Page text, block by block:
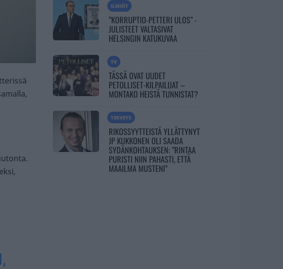
ILMIÖT
”KORRUPTIO-PETTERI ULOS” -
JULISTEET VALTASIVAT
HELSINGIN KATUKUVAA
TV
TÄSSÄ OVAT UUDET
PETOLLISET-KILPAILIJAT –
MONTAKO HEISTÄ TUNNISTAT?
TERVEYS
RIKOSSYYTTEISTÄ YLLÄTTYNYT
JP KUKKONEN OLI SAADA
SYDÄNKOHTAUKSEN: ”RINTAA
PURISTI NIIN PAHASTI, ETTÄ
MAAILMA MUSTENI”